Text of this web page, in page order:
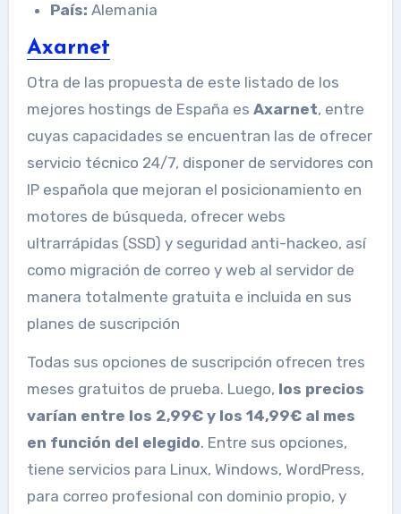
País: Alemania
Axarnet
Otra de las propuesta de este listado de los
mejores hostings de España es Axarnet, entre
cuyas capacidades se encuentran las de ofrecer
servicio técnico 24/7, disponer de servidores con
IP española que mejoran el posicionamiento en
motores de búsqueda, ofrecer webs
ultrarrápidas (SSD) y seguridad anti-hackeo, así
como migración de correo y web al servidor de
manera totalmente gratuita e incluida en sus
planes de suscripción
Todas sus opciones de suscripción ofrecen tres
meses gratuitos de prueba. Luego, los precios
varían entre los 2,99€ y los 14,99€ al mes
en función del elegido. Entre sus opciones,
tiene servicios para Linux, Windows, WordPress,
para correo profesional con dominio propio, y